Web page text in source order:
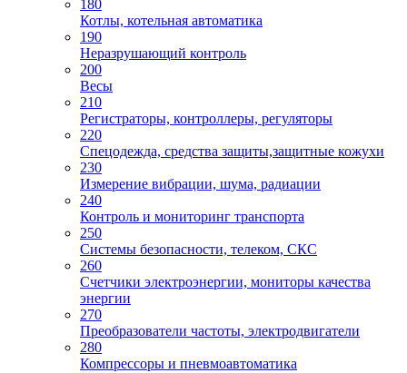
180
Котлы, котельная автоматика
190
Неразрушающий контроль
200
Весы
210
Регистраторы, контроллеры, регуляторы
220
Спецодежда, средства защиты,защитные кожухи
230
Измерение вибрации, шума, радиации
240
Контроль и мониторинг транспорта
250
Системы безопасности, телеком, СКС
260
Счетчики электроэнергии, мониторы качества
энергии
270
Преобразователи частоты, электродвигатели
280
Компрессоры и пневмоавтоматика